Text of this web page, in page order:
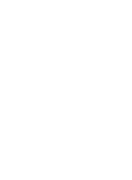
года, ведь